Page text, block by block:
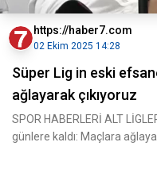
https://haber7.com
02 Ekim 2025 14:28
Süper Lig in eski
ağlayarak çıkıyoruz
SPOR HABERLERİ ALT
günlere kaldı: Maçlara